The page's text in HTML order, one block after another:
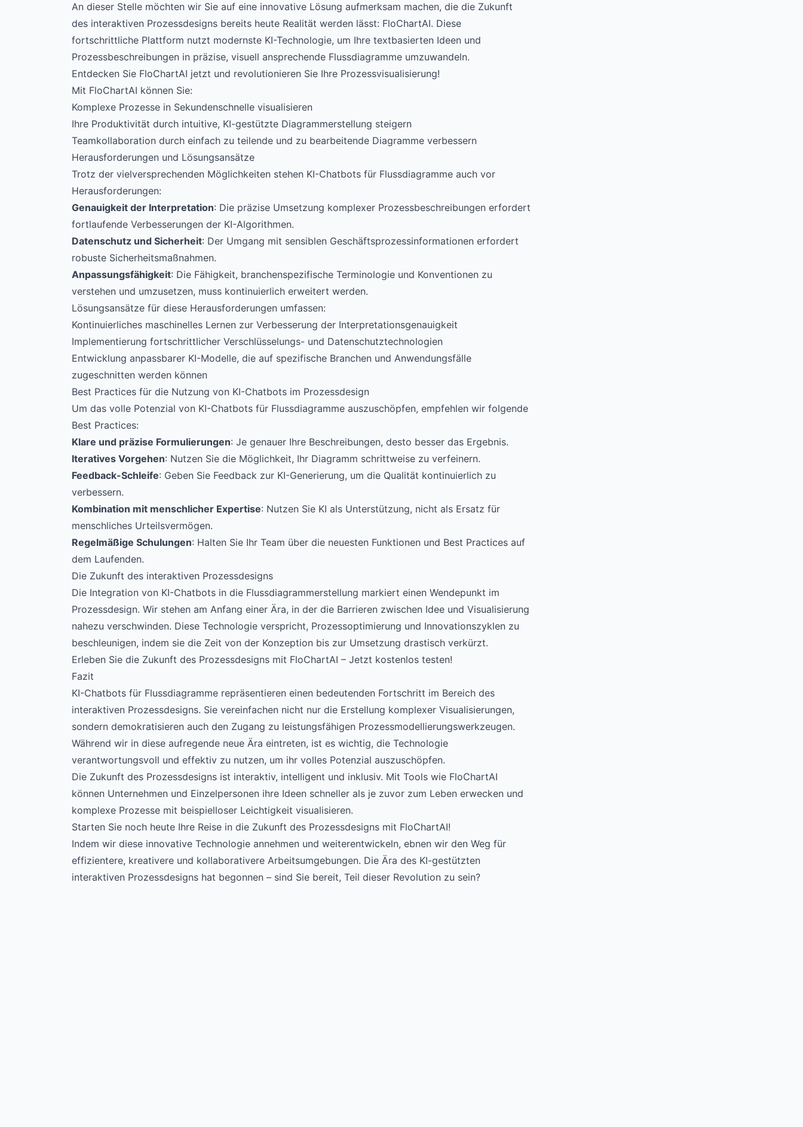
An dieser Stelle möchten wir Sie auf eine innovative Lösung aufmerksam machen, die die Zukunft
des interaktiven Prozessdesigns bereits heute Realität werden lässt: FloChartAI. Diese
fortschrittliche Plattform nutzt modernste KI-Technologie, um Ihre textbasierten Ideen und
Prozessbeschreibungen in präzise, visuell ansprechende Flussdiagramme umzuwandeln.
Entdecken Sie FloChartAI jetzt und revolutionieren Sie Ihre Prozessvisualisierung!
Mit FloChartAI können Sie:
Komplexe Prozesse in Sekundenschnelle visualisieren
Ihre Produktivität durch intuitive, KI-gestützte Diagrammerstellung steigern
Teamkollaboration durch einfach zu teilende und zu bearbeitende Diagramme verbessern
Herausforderungen und Lösungsansätze
Trotz der vielversprechenden Möglichkeiten stehen KI-Chatbots für Flussdiagramme auch vor
Herausforderungen:
Genauigkeit der Interpretation: Die präzise Umsetzung komplexer Prozessbeschreibungen erfordert
fortlaufende Verbesserungen der KI-Algorithmen.
Datenschutz und Sicherheit: Der Umgang mit sensiblen Geschäftsprozessinformationen erfordert
robuste Sicherheitsmaßnahmen.
Anpassungsfähigkeit: Die Fähigkeit, branchenspezifische Terminologie und Konventionen zu
verstehen und umzusetzen, muss kontinuierlich erweitert werden.
Lösungsansätze für diese Herausforderungen umfassen:
Kontinuierliches maschinelles Lernen zur Verbesserung der Interpretationsgenauigkeit
Implementierung fortschrittlicher Verschlüsselungs- und Datenschutztechnologien
Entwicklung anpassbarer KI-Modelle, die auf spezifische Branchen und Anwendungsfälle
zugeschnitten werden können
Best Practices für die Nutzung von KI-Chatbots im Prozessdesign
Um das volle Potenzial von KI-Chatbots für Flussdiagramme auszuschöpfen, empfehlen wir folgende
Best Practices:
Klare und präzise Formulierungen: Je genauer Ihre Beschreibungen, desto besser das Ergebnis.
Iteratives Vorgehen: Nutzen Sie die Möglichkeit, Ihr Diagramm schrittweise zu verfeinern.
Feedback-Schleife: Geben Sie Feedback zur KI-Generierung, um die Qualität kontinuierlich zu
verbessern.
Kombination mit menschlicher Expertise: Nutzen Sie KI als Unterstützung, nicht als Ersatz für
menschliches Urteilsvermögen.
Regelmäßige Schulungen: Halten Sie Ihr Team über die neuesten Funktionen und Best Practices auf
dem Laufenden.
Die Zukunft des interaktiven Prozessdesigns
Die Integration von KI-Chatbots in die Flussdiagrammerstellung markiert einen Wendepunkt im
Prozessdesign. Wir stehen am Anfang einer Ära, in der die Barrieren zwischen Idee und Visualisierung
nahezu verschwinden. Diese Technologie verspricht, Prozessoptimierung und Innovationszyklen zu
beschleunigen, indem sie die Zeit von der Konzeption bis zur Umsetzung drastisch verkürzt.
Erleben Sie die Zukunft des Prozessdesigns mit FloChartAI – Jetzt kostenlos testen!
Fazit
KI-Chatbots für Flussdiagramme repräsentieren einen bedeutenden Fortschritt im Bereich des
interaktiven Prozessdesigns. Sie vereinfachen nicht nur die Erstellung komplexer Visualisierungen,
sondern demokratisieren auch den Zugang zu leistungsfähigen Prozessmodellierungswerkzeugen.
Während wir in diese aufregende neue Ära eintreten, ist es wichtig, die Technologie
verantwortungsvoll und effektiv zu nutzen, um ihr volles Potenzial auszuschöpfen.
Die Zukunft des Prozessdesigns ist interaktiv, intelligent und inklusiv. Mit Tools wie FloChartAI
können Unternehmen und Einzelpersonen ihre Ideen schneller als je zuvor zum Leben erwecken und
komplexe Prozesse mit beispielloser Leichtigkeit visualisieren.
Starten Sie noch heute Ihre Reise in die Zukunft des Prozessdesigns mit FloChartAI!
Indem wir diese innovative Technologie annehmen und weiterentwickeln, ebnen wir den Weg für
effizientere, kreativere und kollaborativere Arbeitsumgebungen. Die Ära des KI-gestützten
interaktiven Prozessdesigns hat begonnen – sind Sie bereit, Teil dieser Revolution zu sein?